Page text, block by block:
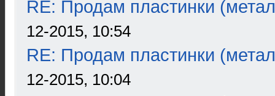
RE: Продам пластинки
12-2015, 10:54
RE: Продам пластинки
12-2015, 10:04